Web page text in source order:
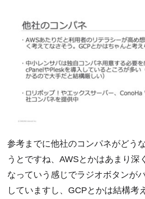
参考までに他社のコンパネがどう
うとですね、AWSとかはあまり深
なっていう感じでラジオボタンが
していますし、GCPとかは結構考